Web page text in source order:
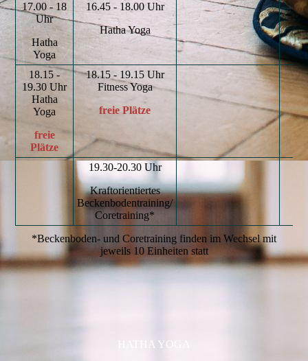
17.00 - 18
Uhr
Hatha
Yoga
16.45 - 18.00 Uhr
Hatha Yoga
18.15 -
19.30 Uhr
Hatha
Yoga
freie
Plätze
18.15 - 19.15 Uhr
Fitness Yoga
freie Plätze
19.30-20.30 Uhr
Kraftorientiertes
Beckenbodentraining/
Coretraining*
*Beckenboden- und Coretraining finden im Wechsel mit
jeweils 10 Einheiten statt
HATHA YOGA